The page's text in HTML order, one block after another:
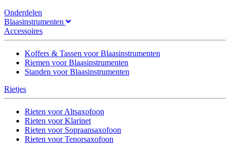
Onderdelen
Blaasinstrumenten
Accessoires
Koffers & Tassen voor Blaasinstrumenten
Riemen voor Blaasinstrumenten
Standen voor Blaasinstrumenten
Rietjes
Rieten voor Altsaxofoon
Rieten voor Klarinet
Rieten voor Sopraansaxofoon
Rieten voor Tenorsaxofoon